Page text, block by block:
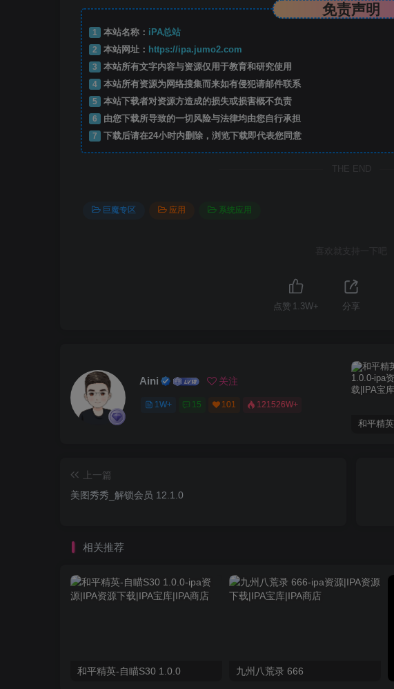
免责声明
1 本站名称： iPA总站
2
本站网址： https://ipa.jumo2.com
3
本站所有文字内容与资源仅用于教育和研究使用
4
本站所有资源为网络搜集而来如有侵犯请邮件联系
5
本站下载者对资源方造成的损失或损害概不负责
6
由您下载所导致的一切风险与法律均由您自行承担
7
下载后请在24小时内删除，浏览下载即代表您同意
THE END
巨魔专区 应用 系统应用
喜欢就支持一下吧
点赞 1.3W+ 分享
Aini 关注
1W+ 15 101
121526W+
上一篇
美图秀秀_解锁会员 12.1.0
相关推荐
和平精英-自瞄S30 1.0.0 九州八荒录 666